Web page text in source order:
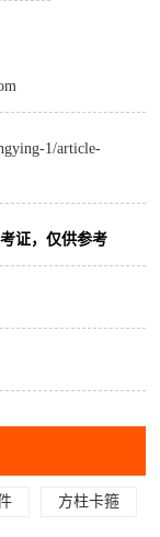
1/article-
证，仅供参考
方柱卡箍